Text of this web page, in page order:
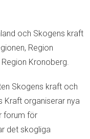
och Skogens kraft
Region
Kronoberg.
Skogens kraft och
Kraft organiserar nya
forum för
det skogliga